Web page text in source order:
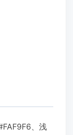
、浅